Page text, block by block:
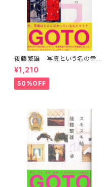
後藤繁雄 写真という名の幸福
な仕事
¥1,210
50%OFF